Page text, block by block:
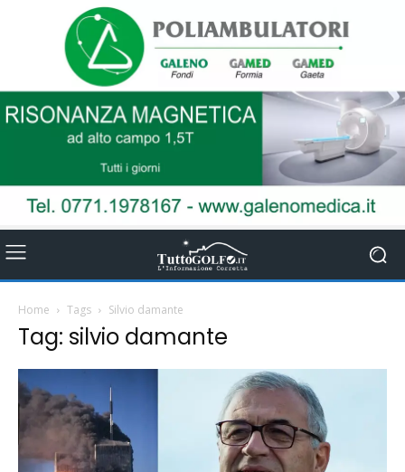
Home Tags Silvio damante
Tag: silvio damante